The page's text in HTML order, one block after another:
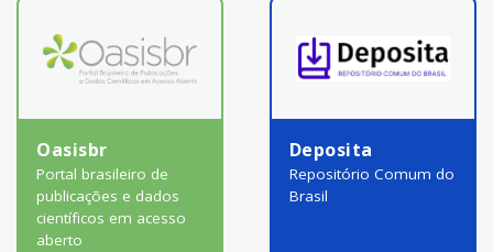
Oasisbr
Portal brasileiro de
publicações e dados
científicos em acesso
aberto
Deposita
Repositório Comum do
Brasil